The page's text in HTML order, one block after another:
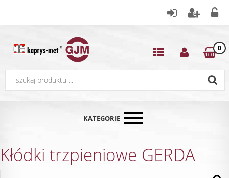
0
KATEGORIE
Kłódki trzpieniowe GERDA